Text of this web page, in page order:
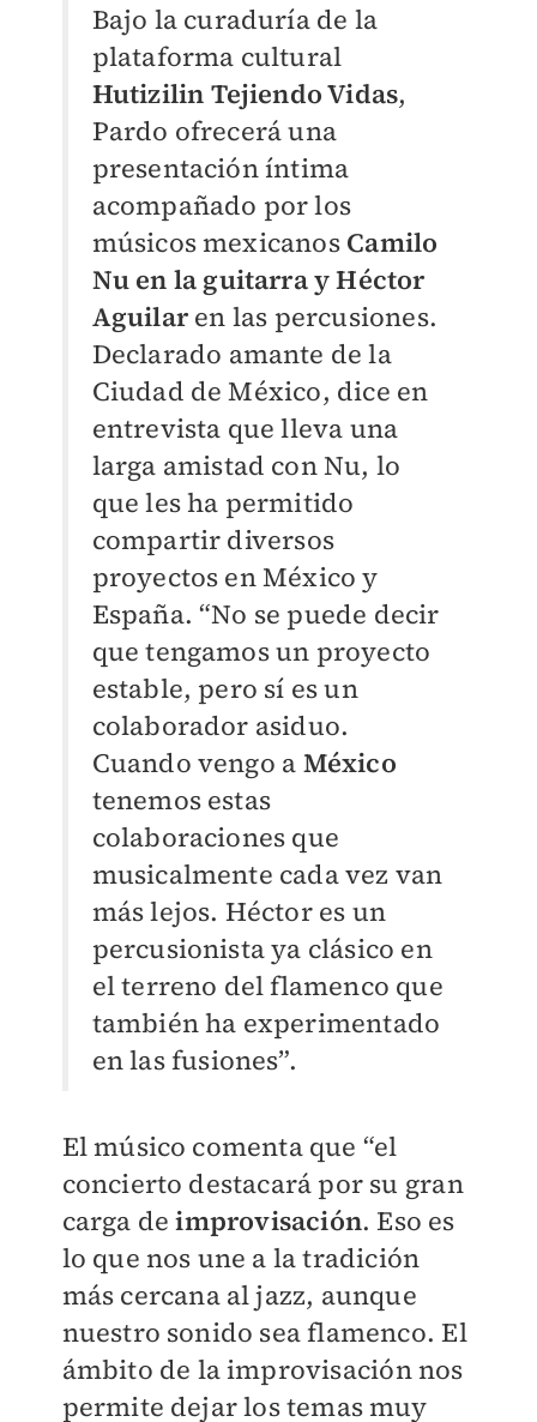
Bajo la curaduría de la
plataforma cultural
Hutizilin Tejiendo Vidas,
Pardo ofrecerá una
presentación íntima
acompañado por los
músicos mexicanos Camilo
Nu en la guitarra y Héctor
Aguilaren las percusiones.
Declarado amante de la
Ciudad de México, dice en
entrevista que lleva una
larga amistad con Nu, lo
que les ha permitido
compartir diversos
proyectos en México y
España. “No se puede decir
que tengamos un proyecto
estable, pero sí es un
colaborador asiduo.
Cuando vengo a México
tenemos estas
colaboraciones que
musicalmente cada vez van
más lejos. Héctor es un
percusionista ya clásico en
el terreno del flamenco que
también ha experimentado
en las fusiones”.
El músico comenta que “el
concierto destacará por su gran
carga deimprovisación. Eso es
lo que nos une a la tradición
más cercana al jazz, aunque
nuestro sonido sea flamenco. El
ámbito de la improvisación nos
permite dejar los temas muy